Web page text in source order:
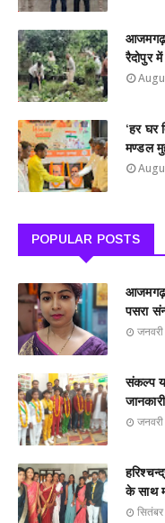
आजमगढ़
रैदोपुर
‘हर घर
मण्डल
POPULAR POSTS
आजमगढ़
पसरा
संकल्प
जानकारी
के साथ